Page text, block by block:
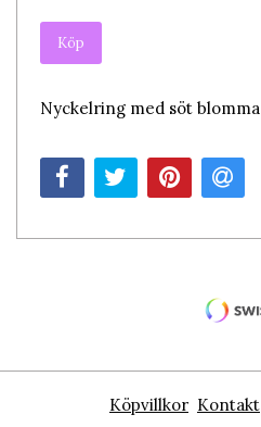
Köp
Nyckelring med söt blomma
Köpvillkor Kontakt